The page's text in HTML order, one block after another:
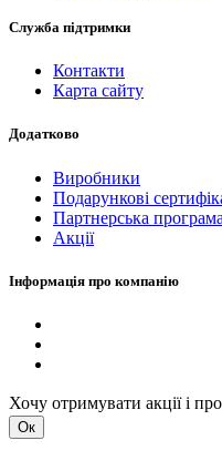
Служба підтримки
Контакти
Карта сайту
Додатково
Виробники
Подарункові
Партнерська програма
Акції
Інформація про компанію
Хочу отримувати акції і
Ок